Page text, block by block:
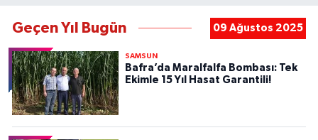
Geçen Yıl Bugün 09 Ağustos 2025
SAMSUN
Bafra’da Maralfalfa Bombası: Tek
Ekimle 15 Yıl Hasat Garantili!